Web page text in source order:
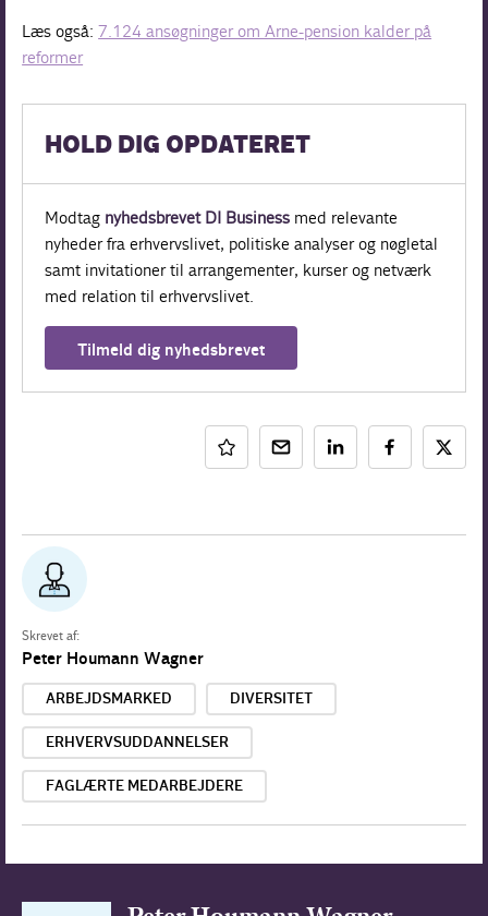
Læs også:7.124 ansøgninger om Arne-pension kalder på
reformer
HOLD DIG OPDATERET
Modtag nyhedsbrevet DI Business med relevante
nyheder fra erhvervslivet, politiske analyser og nøgletal
samt invitationer til arrangementer, kurser og netværk
med relation til erhvervslivet.
Tilmeld dig nyhedsbrevet
Skrevet af:
Peter Houmann Wagner
ARBEJDSMARKED DIVERSITET
ERHVERVSUDDANNELSER
FAGLÆRTE MEDARBEJDERE